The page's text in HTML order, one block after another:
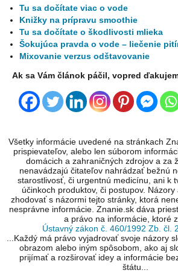
Tu sa dočítate viac o vode
Knižky na prípravu smoothie
Tu sa dočítate o škodlivosti mlieka
Šokujúca pravda o vode – liečenie
Mixovanie verzus odštavovanie
Ak sa Vám článok páčil, vopred
Všetky informácie uvedené na stránkach
prispievateľov, alebo len súborom
domácich a zahraničných zdrojov a za
nenavádzajú čitateľov nahrádzať bežnú
starostlivosť, či urgentnú medicínu, ani k
účinkoch produktov, či postupov.
zhodovať s názormi tejto stránky, ktorá
nesprávne informácie. Znanie.sk dáva
a právo na informácie, ktoré
Ústavný zákon č. 460/1992 Zb. čl.
...Každý má právo vyjadrovať svoje názory
obrazom alebo iným spôsobom, ako aj
prijímať a rozširovať idey a informácie
štátu...